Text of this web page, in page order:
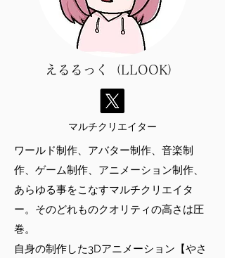
​えるるっく（LLOOK）
マルチクリエイター
ワールド制作、アバター制作、音楽制
作、ゲーム制作、アニメーション制作、
あらゆる事をこなすマルチクリエイタ
ー。そのどれものクオリティの高さは圧
巻。
​自身の制作した3Dアニメーション【やさ